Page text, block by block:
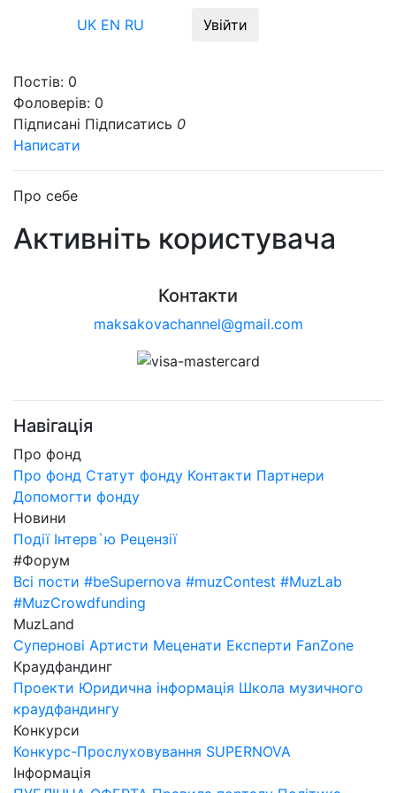
UK EN RU Увійти
Постів: 0
Фоловерів: 0
Підписані Підписатись 0
Написати
Про себе
Активніть користувача
Контакти
maksakovachannel@gmail.com
Навігація
Про фонд
Про фонд Статут фонду Контакти Партнери
Допомогти фонду
Новини
Події Інтерв`ю Рецензії
#Форум
Всі пости #beSupernova #muzContest #MuzLab
#MuzCrowdfunding
MuzLand
Супернові Артисти Меценати Експерти FanZone
Краудфандинг
Проекти Юридична інформація Школа музичного
краудфандингу
Конкурси
Конкурс-Прослуховування SUPERNOVA
Інформація